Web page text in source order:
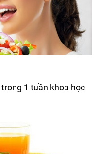
1 tuần khoa học